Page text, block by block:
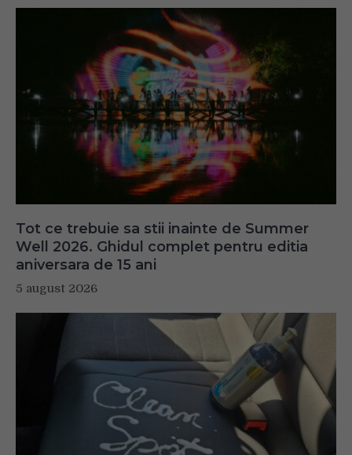
Tot ce trebuie sa stii inainte de Summer
Well 2026. Ghidul complet pentru editia
aniversara de 15 ani
5 august 2026